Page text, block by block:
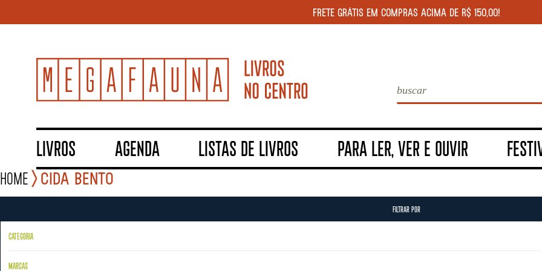
FRETE GRÁTIS EM COMPRAS ACIMA DE R$ 150,00!
LIVROS AGENDA LISTAS DE LIVROS PARA LER, VER E OUVIR
Home Cida Bento
FILTRAR POR
CATEGORIA
MARCAS